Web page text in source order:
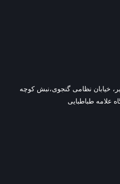
خیابان نظامی گنجوی،نبش کوچه